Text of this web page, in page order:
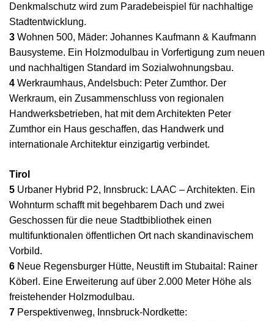
Denkmalschutz wird zum Paradebeispiel für nachhaltige
Stadtentwicklung.
3 Wohnen 500, Mäder: Johannes Kaufmann & Kaufmann
Bausysteme. Ein Holzmodulbau in Vorfertigung zum neuen
und nachhaltigen Standard im Sozialwohnungsbau.
4 Werkraumhaus, Andelsbuch: Peter Zumthor. Der
Werkraum, ein Zusammenschluss von regionalen
Handwerksbetrieben, hat mit dem Architekten Peter
Zumthor ein Haus geschaffen, das Handwerk und
internationale Architektur einzigartig verbindet.
Tirol
5 Urbaner Hybrid P2, Innsbruck: LAAC – Architekten. Ein
Wohnturm schafft mit begehbarem Dach und zwei
Geschossen für die neue Stadtbibliothek einen
multifunktionalen öffentlichen Ort nach skandinavischem
Vorbild.
6 Neue Regensburger Hütte, Neustift im Stubaital: Rainer
Köberl. Eine Erweiterung auf über 2.000 Meter Höhe als
freistehender Holzmodulbau.
7 Perspektivenweg, Innsbruck-Nordkette: